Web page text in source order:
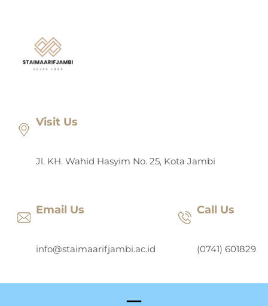
Visit Us
Jl. KH. Wahid Hasyim No. 25, Kota Jambi
Email Us
info@staimaarifjambi.ac.id
Call Us
(0741) 601829